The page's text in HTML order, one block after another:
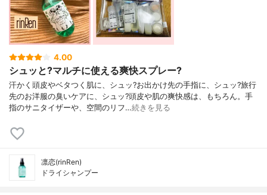
4.00
シュッと?マルチに使える爽快スプレー?
汗かく頭皮やベタつく肌に、シュッ?お出かけ先の手指に、シュッ?旅行
先のお洋服の臭いケアに、シュッ?頭皮や肌の爽快感は、もちろん。手
指のサニタイザーや、空間のリフ…続きを見る
凛恋(rinRen)
ドライシャンプー